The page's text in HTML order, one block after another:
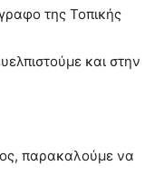
της Τοπικής
και στην
παρακαλούμε να